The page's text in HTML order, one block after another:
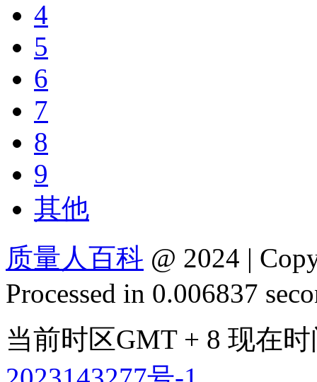
4
5
6
7
8
9
其他
质量人百科 @ 2024 |
Processed in 0.006837
当前时区GMT + 8 现在